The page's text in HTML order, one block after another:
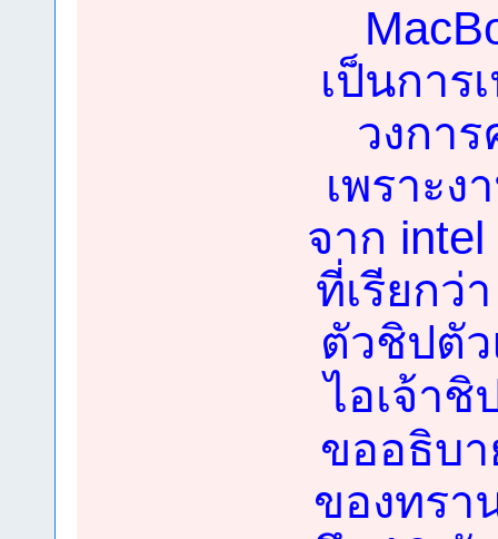
เป็นการ
วงกา
เพราะ
จาก
ที่เรียกว่
ตัวชิปตั
ไอเจ้า
ขออธิบา
ของทรา